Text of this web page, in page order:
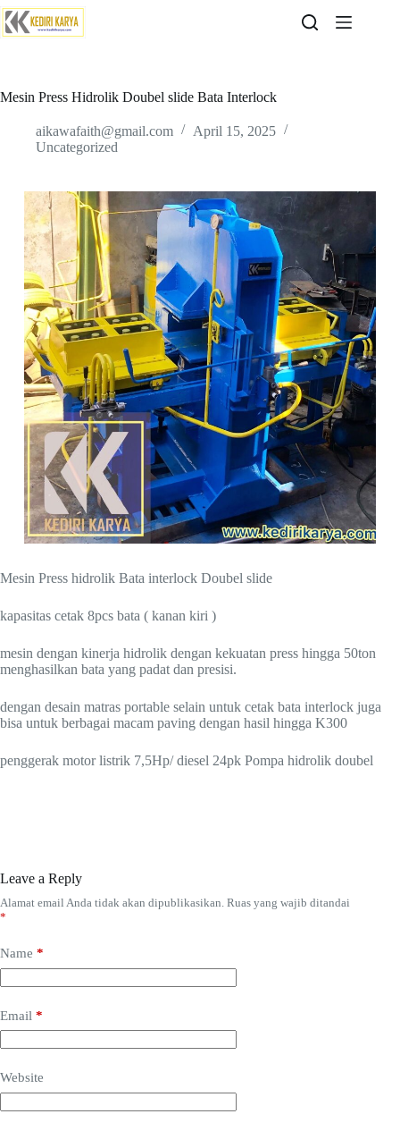
Skip
to
content
Mesin Press Hidrolik Doubel slide Bata Interlock
aikawafaith@gmail.com
April 15, 2025
Uncategorized
Mesin Press hidrolik Bata interlock Doubel slide
kapasitas cetak 8pcs bata ( kanan kiri )
mesin dengan kinerja hidrolik dengan kekuatan press hingga 50ton
menghasilkan bata yang padat dan presisi.
dengan desain matras portable selain untuk cetak bata interlock juga
bisa untuk berbagai macam paving dengan hasil hingga K300
penggerak motor listrik 7,5Hp/ diesel 24pk Pompa hidrolik doubel
Leave a Reply
Alamat email Anda tidak akan dipublikasikan. Ruas yang wajib ditandai
*
Name *
Email *
Website